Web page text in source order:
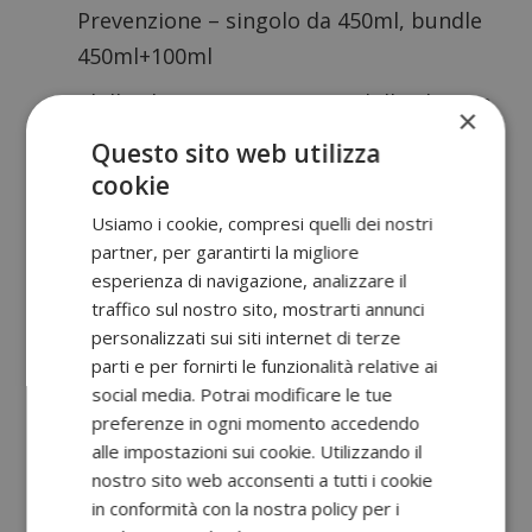
Prevenzione – singolo da 450ml, bundle
450ml+100ml
Chilly Pharma: Detergente Chilly Pharma
PH 5 250ml
Chilly Pharma: Detergente Chilly Pharma
PH 6.5 250ml
Chilly Pharma: Detergente Chilly Pharma
PH 3.5 250ml
Prodotti coinvolti:
Chilly: Salviettine Fresco
Chilly: Salviettine Delicato
Chilly: Salviettine Antibatterico
Chilly: Salviettine PH 3,5
×
Questo sito web utilizza
cookie
Usiamo i cookie, compresi quelli dei nostri
partner, per garantirti la migliore
esperienza di navigazione, analizzare il
traffico sul nostro sito, mostrarti annunci
personalizzati sui siti internet di terze
parti e per fornirti le funzionalità relative ai
social media. Potrai modificare le tue
preferenze in ogni momento accedendo
alle impostazioni sui cookie. Utilizzando il
nostro sito web acconsenti a tutti i cookie
in conformità con la nostra policy per i